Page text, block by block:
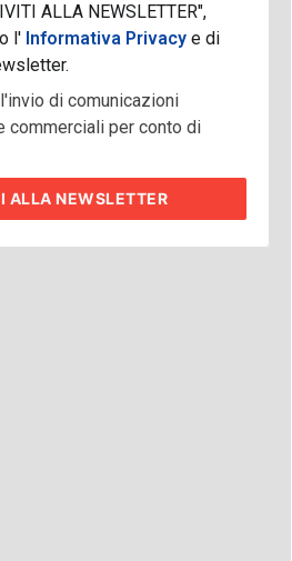
ALLA NEWSLETTER",
l'Informativa Privacy e di
di comunicazioni
commerciali per conto di
ALLA NEWSLETTER